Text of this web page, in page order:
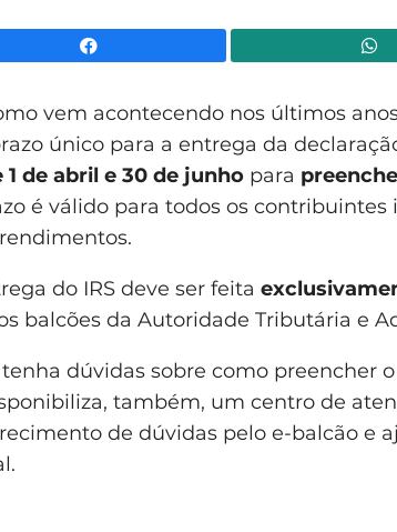
vem acontecendo nos últimos
único para a entrega da
1 de abril e 30 de junho para
é válido para todos os
do IRS deve ser feita
balcões da Autoridade Tributária e
tenha dúvidas sobre como preencher o
também, um centro de
de dúvidas pelo e-balcão e